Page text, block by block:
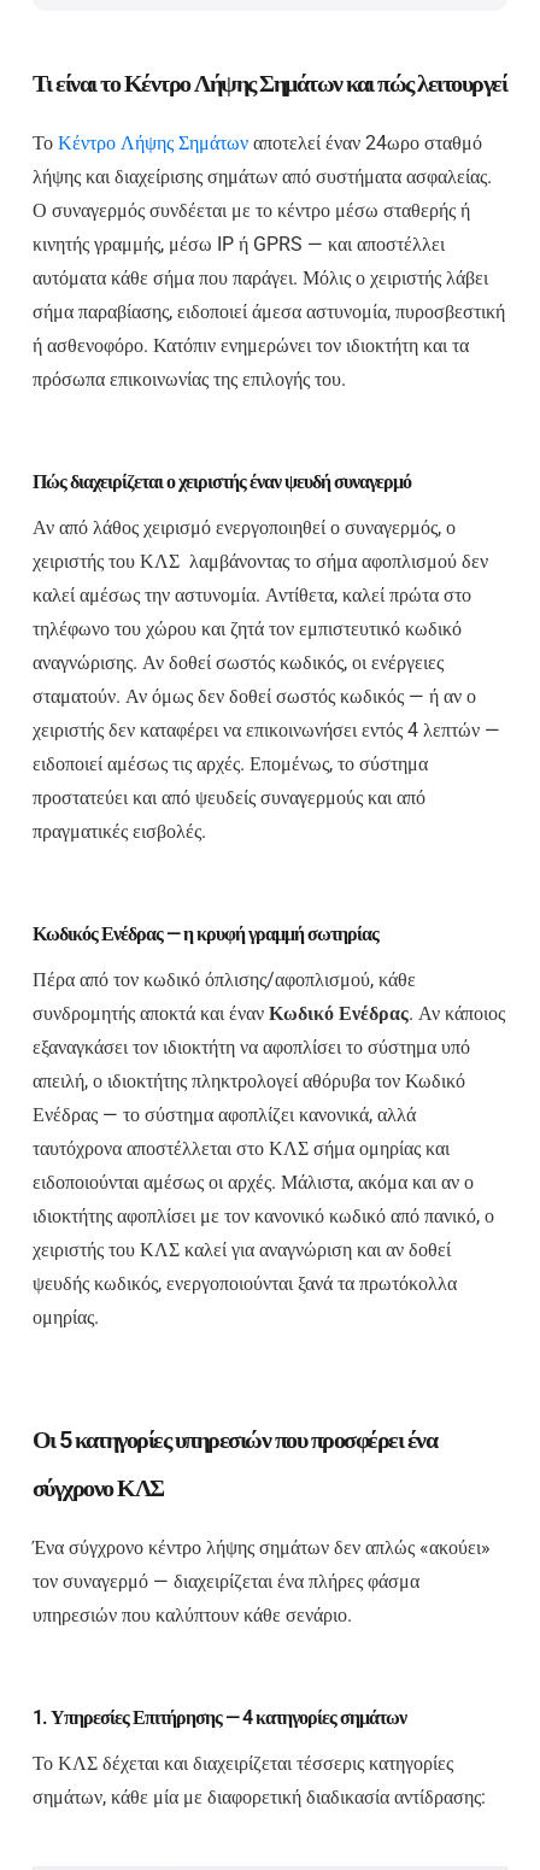
Τι είναι το Κέντρο Λήψης Σημάτων και πώς λειτουργεί
Το Κέντρο Λήψης Σημάτωναποτελεί έναν 24ωρο σταθμό
λήψης και διαχείρισης σημάτων από συστήματα ασφαλείας.
Ο συναγερμός συνδέεται με το κέντρο μέσω σταθερής ή
κινητής γραμμής, μέσω IP ή GPRS — και αποστέλλει
αυτόματα κάθε σήμα που παράγει. Μόλις ο χειριστής λάβει
σήμα παραβίασης, ειδοποιεί άμεσα αστυνομία, πυροσβεστική
ή ασθενοφόρο. Κατόπιν ενημερώνει τον ιδιοκτήτη και τα
πρόσωπα επικοινωνίας της επιλογής του.
Πώς διαχειρίζεται ο χειριστής έναν ψευδή συναγερμό
Αν από λάθος χειρισμό ενεργοποιηθεί ο συναγερμός, ο
χειριστής του ΚΛΣ λαμβάνοντας το σήμα αφοπλισμού δεν
καλεί αμέσως την αστυνομία. Αντίθετα, καλεί πρώτα στο
τηλέφωνο του χώρου και ζητά τον εμπιστευτικό κωδικό
αναγνώρισης. Αν δοθεί σωστός κωδικός, οι ενέργειες
σταματούν. Αν όμως δεν δοθεί σωστός κωδικός — ή αν ο
χειριστής δεν καταφέρει να επικοινωνήσει εντός 4 λεπτών —
ειδοποιεί αμέσως τις αρχές. Επομένως, το σύστημα
προστατεύει και από ψευδείς συναγερμούς και από
πραγματικές εισβολές.
Κωδικός Ενέδρας — η κρυφή γραμμή σωτηρίας
Πέρα από τον κωδικό όπλισης/αφοπλισμού, κάθε
συνδρομητής αποκτά και έναν Κωδικό Ενέδρας. Αν κάποιος
εξαναγκάσει τον ιδιοκτήτη να αφοπλίσει το σύστημα υπό
απειλή, ο ιδιοκτήτης πληκτρολογεί αθόρυβα τον Κωδικό
Ενέδρας — το σύστημα αφοπλίζει κανονικά, αλλά
ταυτόχρονα αποστέλλεται στο ΚΛΣ σήμα ομηρίας και
ειδοποιούνται αμέσως οι αρχές. Μάλιστα, ακόμα και αν ο
ιδιοκτήτης αφοπλίσει με τον κανονικό κωδικό από πανικό, ο
χειριστής του ΚΛΣ καλεί για αναγνώριση και αν δοθεί
ψευδής κωδικός, ενεργοποιούνται ξανά τα πρωτόκολλα
ομηρίας.
Οι 5 κατηγορίες υπηρεσιών που προσφέρει ένα
σύγχρονο ΚΛΣ
Ένα σύγχρονο κέντρο λήψης σημάτων δεν απλώς «ακούει»
τον συναγερμό — διαχειρίζεται ένα πλήρες φάσμα
υπηρεσιών που καλύπτουν κάθε σενάριο.
1. Υπηρεσίες Επιτήρησης — 4 κατηγορίες σημάτων
Το ΚΛΣ δέχεται και διαχειρίζεται τέσσερις κατηγορίες
σημάτων, κάθε μία με διαφορετική διαδικασία αντίδρασης: